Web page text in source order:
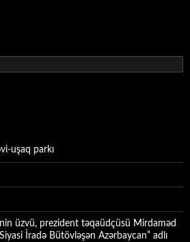
uşaq parkı
üzvü, prezident təqaüdçüsü Mirdaməd
İradə Bütövləşən Azərbaycan” adlı